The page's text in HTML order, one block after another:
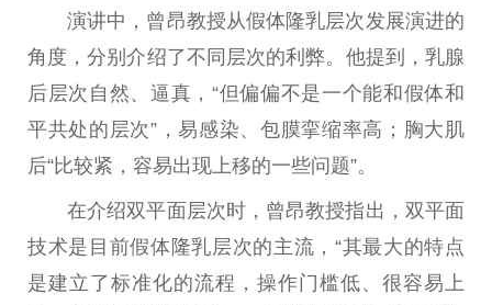
演讲中，曾昂教授从假体隆乳层次发展演进的
角度，分别介绍了不同层次的利弊。他提到，乳腺
后层次自然、逼真，“但偏偏不是一个能和假体和
平共处的层次”，易感染、包膜挛缩率高；胸大肌
后“比较紧，容易出现上移的一些问题”。
在介绍双平面层次时，曾昂教授指出，双平面
技术是目前假体隆乳层次的主流，“其最大的特点
是建立了标准化的流程，操作门槛低、很容易上